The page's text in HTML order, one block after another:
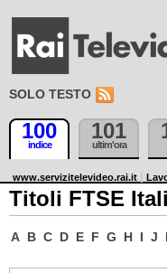
SOLO TESTO
100
indice
101
ultim'ora
www.servizitelevideo.rai.it
Titoli FTSE
A B C D E F G H I J